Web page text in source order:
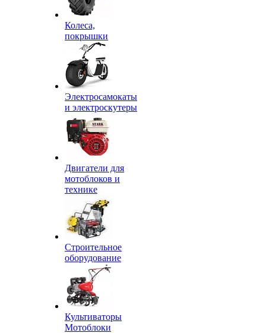
Колеса,
покрышки
Электросамокаты
и электроскутеры
Двигатели для
мотоблоков и
технике
Строительное
оборудование
Культиваторы
Мотоблоки